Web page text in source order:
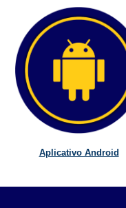
Aplicativo Android